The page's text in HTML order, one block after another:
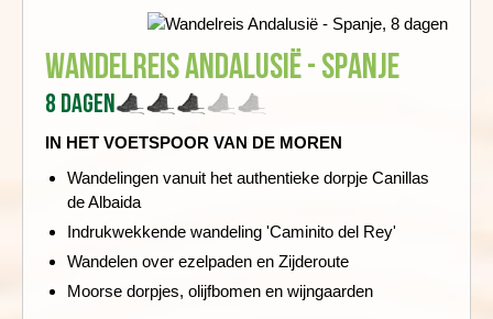
Wandelreis Andalusië - Spanje
8 dagen
IN HET VOETSPOOR VAN DE MOREN
Wandelingen vanuit het authentieke dorpje Canillas
de Albaida
Indrukwekkende wandeling 'Caminito del Rey'
Wandelen over ezelpaden en Zijderoute
Moorse dorpjes, olijfbomen en wijngaarden